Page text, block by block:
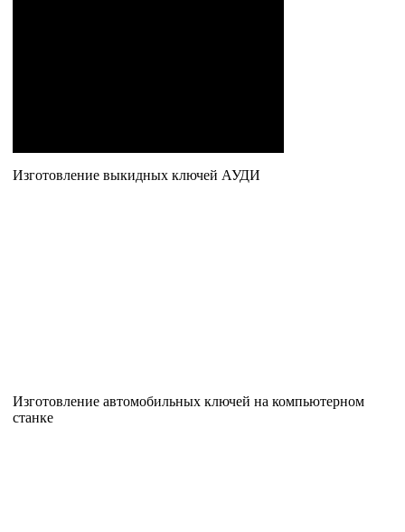
Изготовление выкидных ключей АУДИ
Изготовление автомобильных ключей на компьютерном
станке